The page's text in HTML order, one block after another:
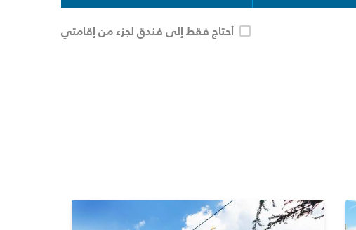
أحتاج فقط إلى فندق لجزء من إقامتي